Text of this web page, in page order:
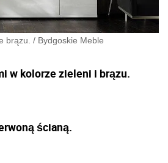
brązu. / Bydgoskie Meble
w kolorze zieleni i brązu.
ścianą.